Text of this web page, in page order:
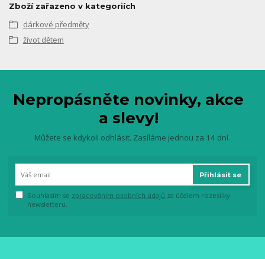
Zboží zařazeno v kategoriích
dárkové předměty
život dětem
Nepropásněte novinky, akce
a slevy!
Můžete se kdykoli odhlásit. Zasíláme jednou za 14 dní.
Přihlásit se
Souhlasím se zpracováním osobních údajů za účelem rozesílky
newsletteru.